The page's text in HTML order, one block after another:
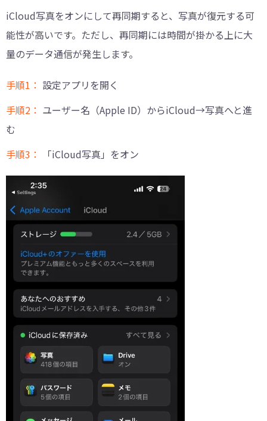
iCloud写真をオンにして再同期すると、写真が復元する可
能性が高いです。ただし、再同期には時間が掛かる上に大
量のデータ通信が発生します。
手順1： 設定アプリを開く
手順2： ユーザー名（Apple ID）からiCloud→写真へと進
む
手順3：
「iCloud写真」をオン